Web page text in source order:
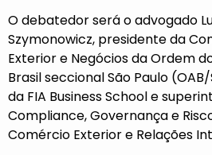
O debatedor será o advogado
Szymonowicz, presidente da
Exterior e Negócios da Ordem
Brasil seccional São Paulo (OAB/
da FIA Business Schoole
Compliance, Governança e
Comércio Exterior e Relações